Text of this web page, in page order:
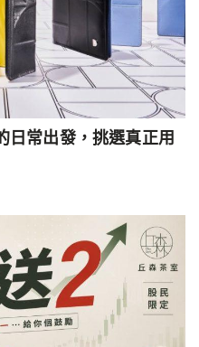
日常出發，挑選真正用